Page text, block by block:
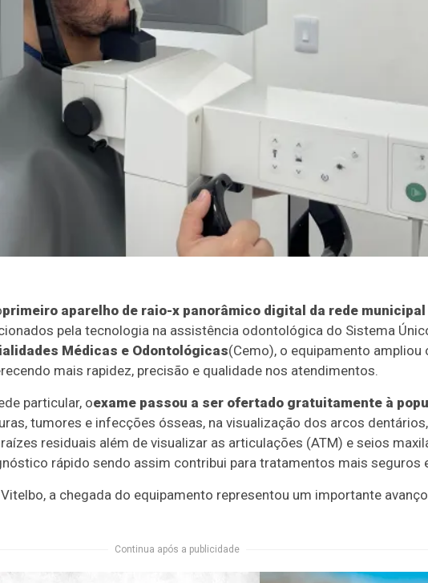
primeiro aparelho de raio-x panorâmico digital da rede municipal
pela tecnologia na assistência odontológica do Sistema
Médicas e Odontológicas(Cemo), o equipamento ampliou
mais rapidez, precisão e qualidade nos atendimentos.
particular, oexame passou a ser ofertado gratuitamente à
tumores e infecções ósseas, na visualização dos arcos
residuais além de visualizar as articulações (ATM) e seios
rápido sendo assim contribui para tratamentos mais seguros
a chegada do equipamento representou um importante
Continua após a publicidade